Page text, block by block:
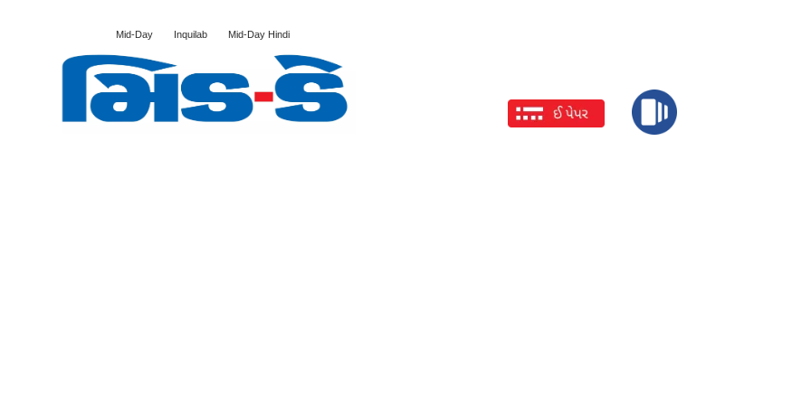
Mid-Day Inquilab Mid-Day Hindi